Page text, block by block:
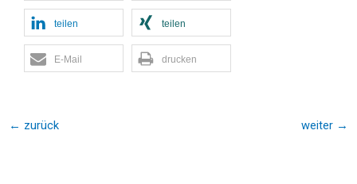
teilen teilen
E-Mail drucken
← zurück weiter →